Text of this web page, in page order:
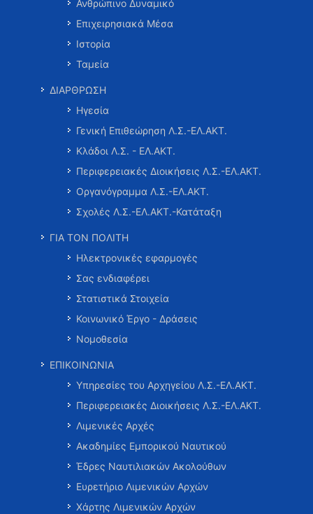
Ανθρώπινο Δυναμικό
Επιχειρησιακά Μέσα
Ιστορία
Ταμεία
ΔΙΑΡΘΡΩΣΗ
Ηγεσία
Γενική Επιθεώρηση Λ.Σ.-ΕΛ.ΑΚΤ.
Κλάδοι Λ.Σ. - ΕΛ.ΑΚΤ.
Περιφερειακές Διοικήσεις Λ.Σ.-ΕΛ.ΑΚΤ.
Οργανόγραμμα Λ.Σ.-ΕΛ.ΑΚΤ.
Σχολές Λ.Σ.-ΕΛ.ΑΚΤ.-Κατάταξη
ΓΙΑ ΤΟΝ ΠΟΛΙΤΗ
Ηλεκτρονικές εφαρμογές
Σας ενδιαφέρει
Στατιστικά Στοιχεία
Κοινωνικό Έργο - Δράσεις
Νομοθεσία
ΕΠΙΚΟΙΝΩΝΙΑ
Υπηρεσίες του Αρχηγείου Λ.Σ.-ΕΛ.ΑΚΤ.
Περιφερειακές Διοικήσεις Λ.Σ.-ΕΛ.ΑΚΤ.
Λιμενικές Αρχές
Ακαδημίες Εμπορικού Ναυτικού
Έδρες Ναυτιλιακών Ακολούθων
Ευρετήριο Λιμενικών Αρχών
Χάρτης Λιμενικών Αρχών